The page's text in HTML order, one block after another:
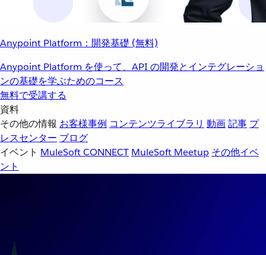
Anypoint Platform：開発基礎 (無料)
Anypoint Platform を使って、API の開発とインテグレーショ
ンの基礎を学ぶためのコース
無料で受講する
資料
その他の情報 お客様事例 コンテンツライブラリ 動画記事 プ
レスセンター ブログ
イベント MuleSoft CONNECT MuleSoft Meetup その他イベ
ント